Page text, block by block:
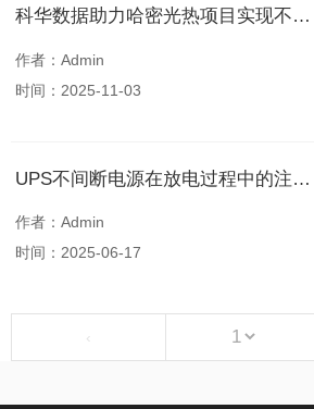
科华数据助力哈密光热项目实现不间断发电
作者：Admin
时间：2025-11-03
UPS不间断电源在放电过程中的注意事项
作者：Admin
时间：2025-06-17
‹